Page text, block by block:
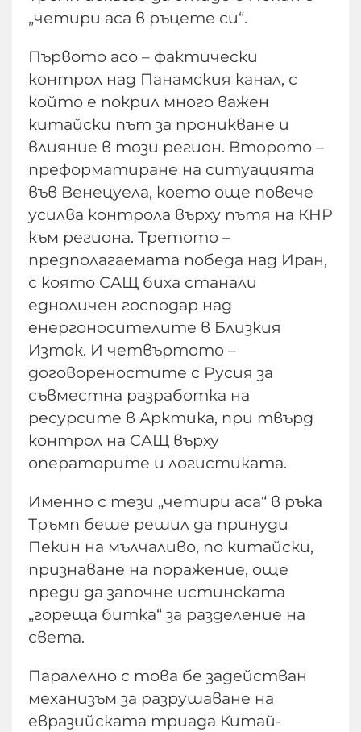
„четири аса в ръцете си“.
Първото асо – фактически
контрол над Панамския канал, с
който е покрил много важен
китайски път за проникване и
влияние в този регион. Второто –
преформатиране на ситуацията
във Венецуела, което още повече
усилва контрола върху пътя на КНР
към региона. Третото –
предполагаемата победа над Иран,
с която САЩ биха станали
едноличен господар над
енергоносителите в Близкия
Изток. И четвъртото –
договореностите с Русия за
съвместна разработка на
ресурсите в Арктика, при твърд
контрол на САЩ върху
операторите и логистиката.
Именно с тези „четири аса“ в ръка
Тръмп беше решил да принуди
Пекин на мълчаливо, по китайски,
признаване на поражение, още
преди да започне истинската
„гореща битка“ за разделение на
света.
Паралелно с това бе задействан
механизъм за разрушаване на
евразийската триада Китай-